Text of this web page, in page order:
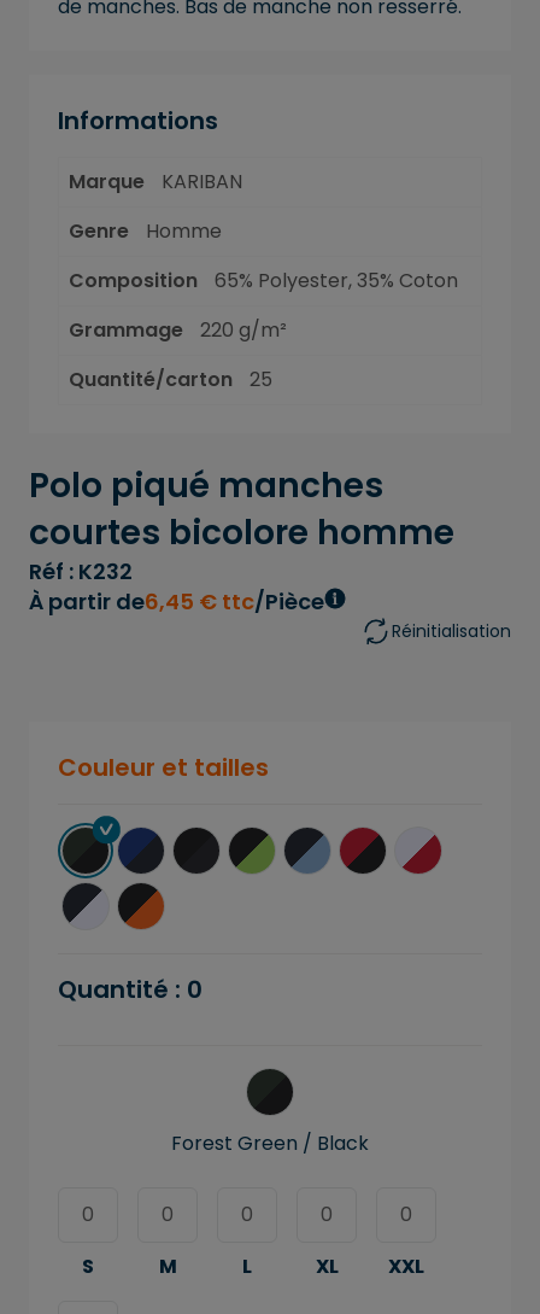
de manches. Bas de manche non resserré.
Informations
Marque
KARIBAN
Genre
Homme
Composition
65% Polyester, 35% Coton
Grammage
220 g/m²
Quantité/carton
25
Polo piqué manches
courtes bicolore homme
Réf : K232
À partir de6,45 € ttc/Pièce
Réinitialisation
Couleur et tailles
Quantité : 0
Forest Green / Black
S M L XL XXL